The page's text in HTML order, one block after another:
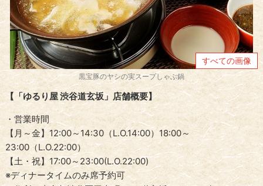
すべての画像
黒宝豚のヤシの実スープしゃぶ鍋
【「ゆるり屋 渋谷道玄坂」店舗概要】
・営業時間
【月～金】12:00～14:30（L.O.14:00）18:00～
23:00（L.O.22:00）
【土・祝】17:00～23:00(L.O.22:00)
※ディナータイムのみ席予約可